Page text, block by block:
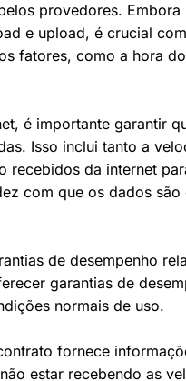
provedores.
e upload, é crucial
fatores, como a hora
é importante garantir
Isso inclui tanto a
recebidos da internet
com que os dados
de desempenho
garantias de
normais de uso.
fornece
estar recebendo as